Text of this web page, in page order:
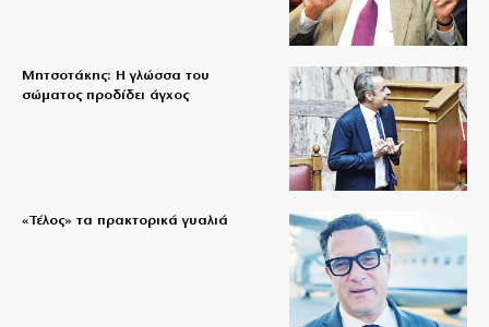
Μητσοτάκης: Η γλώσσα του
σώματος προδίδει άγχος
«Τέλος» τα πρακτορικά γυαλιά